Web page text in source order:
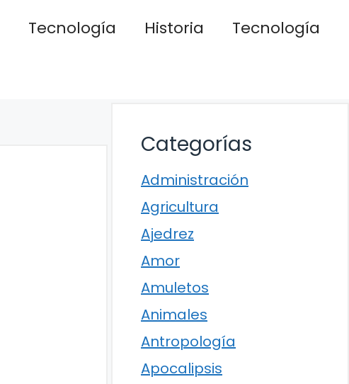
Tecnología Historia
Tecnología
Categorías
Administración
Agricultura
Ajedrez
Amor
Amuletos
Animales
Antropología
Apocalipsis